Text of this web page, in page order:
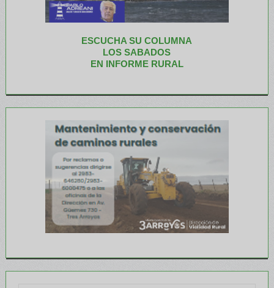
ESCUCHA SU COLUMNA
LOS SABADOS
EN INFORME RURAL